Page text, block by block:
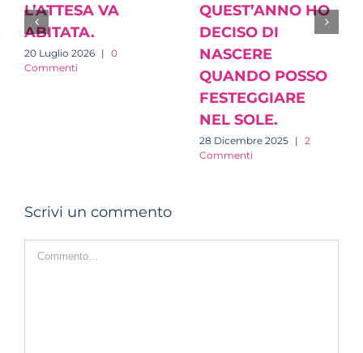
L’ATTESA VA
ABITATA.
20 Luglio 2026 | 0
Commenti
QUEST’ANNO HO
DECISO DI
NASCERE
QUANDO POSSO
FESTEGGIARE
NEL SOLE.
28 Dicembre 2025 | 2
Commenti
Scrivi un commento